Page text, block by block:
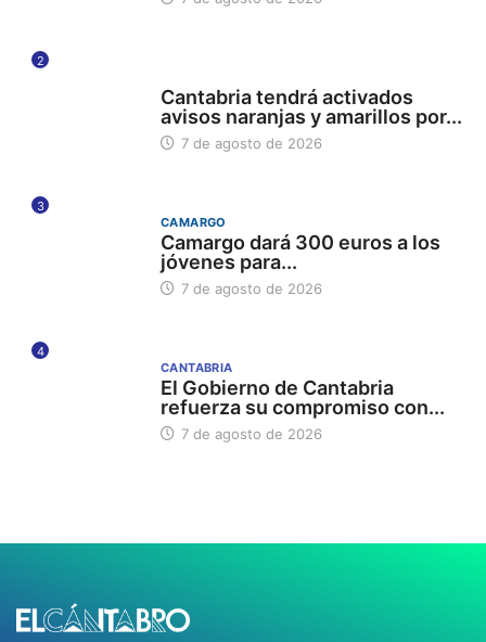
2
Cantabria tendrá activados
avisos naranjas y amarillos por...
7 de agosto de 2026
3
CAMARGO
Camargo dará 300 euros a los
jóvenes para...
7 de agosto de 2026
4
CANTABRIA
El Gobierno de Cantabria
refuerza su compromiso con...
7 de agosto de 2026